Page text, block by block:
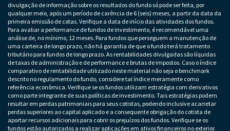
divulgação de informação sobre os resultados do fundo só pode ser feita, por
qualquer meio, após um período de carência de 6 (seis) meses, a partir da data da
primeira emissão de cotas. Verifique a data de início das atividades dos fundos.
Para avaliar a performance de fundos de investimento, é recomendável uma
análise de, no mínimo, 12 meses. Para fundos que perseguem a manutenção de
uma carteira de longo prazo, não há garantia de que o fundo terá tratamento
tributário para fundos de longo prazo. As rentabilidades divulgadas são líquidas
de taxas de administração e de performance e brutas de impostos. Caso o índice
comparativo de rentabilidade utilizado neste material não seja o benchmark
descrito no regulamento do fundo, considere tal índice meramente como
referência econômica. Verifique se os fundos utilizam estratégia com derivativos
como parte integrante de suas políticas de investimento. Tais estratégias podem
resultar em perdas patrimoniais para seus cotistas, podendo inclusive acarretar
perdas superiores ao capital aplicado e a consequente obrigação do cotista de
aportar recursos adicionais para cobrir os prejuízos dos fundos. Verifique se os
fundos estão autorizados a realizar aplicações em ativos financeiros no exterior.